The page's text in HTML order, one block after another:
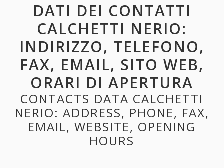
DATI DEI CONTATTI
CALCHETTI NERIO:
INDIRIZZO, TELEFONO,
FAX, EMAIL, SITO WEB,
ORARI DI APERTURA
CONTACTS DATA CALCHETTI
NERIO: ADDRESS, PHONE, FAX,
EMAIL, WEBSITE, OPENING
HOURS